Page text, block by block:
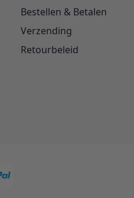
Bestellen & Betalen
Verzending
Retourbeleid